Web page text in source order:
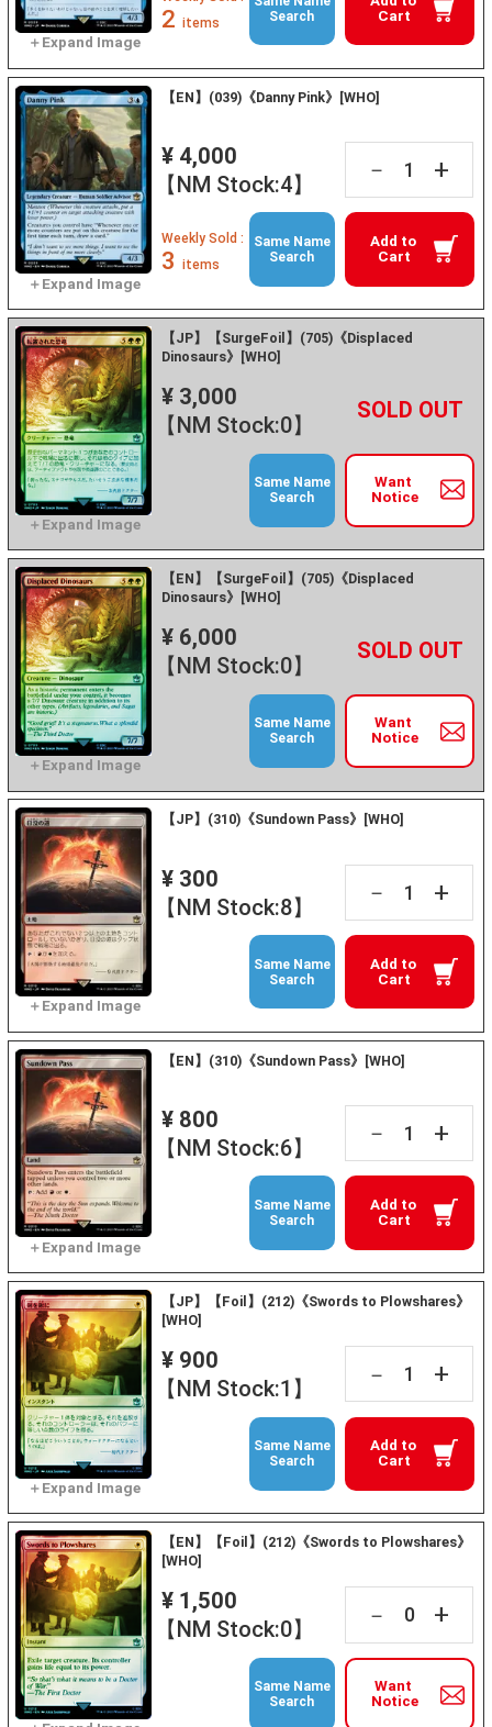
Cart
2 items
Search
【EN】(039)《Danny Pink》[WHO]
¥ 4,000
【NM Stock:4】
－ +
Add to
Cart
Weekly Sold :
3 items
Same Name
Search
【JP】【SurgeFoil】(705)《Displaced
Dinosaurs》[WHO]
¥ 3,000
【NM Stock:0】
－ +
Want
Notice
Same Name
Search
【EN】【SurgeFoil】(705)《Displaced
Dinosaurs》[WHO]
¥ 6,000
【NM Stock:0】
－ +
Want
Notice
Same Name
Search
【JP】(310)《Sundown Pass》[WHO]
¥ 300
【NM Stock:8】
－ +
Add to
Cart
Same Name
Search
【EN】(310)《Sundown Pass》[WHO]
¥ 800
【NM Stock:6】
－ +
Add to
Cart
Same Name
Search
【JP】【Foil】(212)《Swords to Plowshares》
[WHO]
¥ 900
【NM Stock:1】
－ +
Add to
Cart
Same Name
Search
【EN】【Foil】(212)《Swords to Plowshares》
[WHO]
¥ 1,500
【NM Stock:0】
－ +
Want
Notice
Same Name
Search